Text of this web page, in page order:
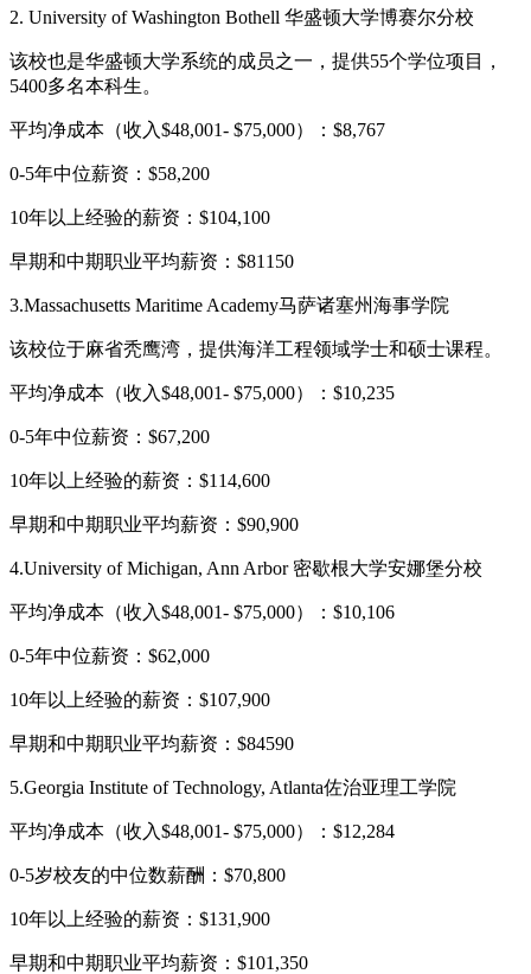
2. University of Washington Bothell 华盛顿大学博赛尔分校
该校也是华盛顿大学系统的成员之一，提供55个学位项目，
5400多名本科生。
平均净成本（收入$48,001- $75,000）：$8,767
0-5年中位薪资：$58,200
10年以上经验的薪资：$104,100
早期和中期职业平均薪资：$81150
3.Massachusetts Maritime Academy马萨诸塞州海事学院
该校位于麻省秃鹰湾，提供海洋工程领域学士和硕士课程。
平均净成本（收入$48,001- $75,000）：$10,235
0-5年中位薪资：$67,200
10年以上经验的薪资：$114,600
早期和中期职业平均薪资：$90,900
4.University of Michigan, Ann Arbor 密歇根大学安娜堡分校
平均净成本（收入$48,001- $75,000）：$10,106
0-5年中位薪资：$62,000
10年以上经验的薪资：$107,900
早期和中期职业平均薪资：$84590
5.Georgia Institute of Technology, Atlanta佐治亚理工学院
平均净成本（收入$48,001- $75,000）：$12,284
0-5岁校友的中位数薪酬：$70,800
10年以上经验的薪资：$131,900
早期和中期职业平均薪资：$101,350